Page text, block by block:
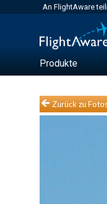
An FlightAware
Produkte
Zurück zu